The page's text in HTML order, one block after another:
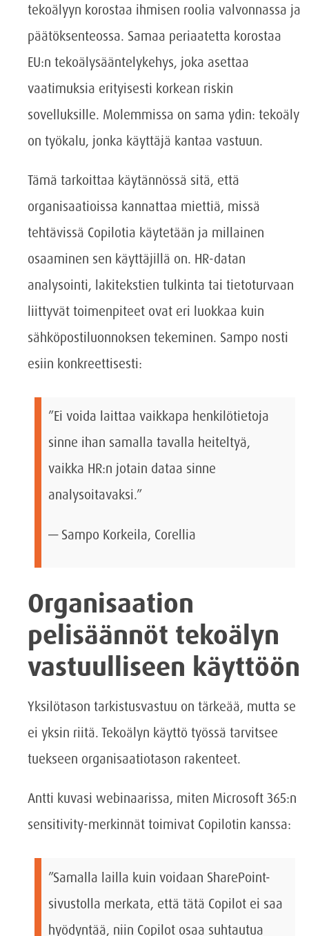
tekoälyyn korostaa ihmisen roolia valvonnassa ja
päätöksenteossa. Samaa periaatetta korostaa
EU:n tekoälysääntelykehys, joka asettaa
vaatimuksia erityisesti korkean riskin
sovelluksille. Molemmissa on sama ydin: tekoäly
on työkalu, jonka käyttäjä kantaa vastuun.
Tämä tarkoittaa käytännössä sitä, että
organisaatioissa kannattaa miettiä, missä
tehtävissä Copilotia käytetään ja millainen
osaaminen sen käyttäjillä on. HR-datan
analysointi, lakitekstien tulkinta tai tietoturvaan
liittyvät toimenpiteet ovat eri luokkaa kuin
sähköpostiluonnoksen tekeminen. Sampo nosti
esiin konkreettisesti:
”Ei voida laittaa vaikkapa henkilötietoja
sinne ihan samalla tavalla heiteltyä,
vaikka HR:n jotain dataa sinne
analysoitavaksi.”
— Sampo Korkeila, Corellia
Organisaation
pelisäännöt tekoälyn
vastuulliseen käyttöön
Yksilötason tarkistusvastuu on tärkeää, mutta se
ei yksin riitä. Tekoälyn käyttö työssä tarvitsee
tuekseen organisaatiotason rakenteet.
Antti kuvasi webinaarissa, miten Microsoft 365:n
sensitivity-merkinnät toimivat Copilotin kanssa:
”Samalla lailla kuin voidaan SharePoint-
sivustolla merkata, että tätä Copilot ei saa
hyödyntää, niin Copilot osaa suhtautua